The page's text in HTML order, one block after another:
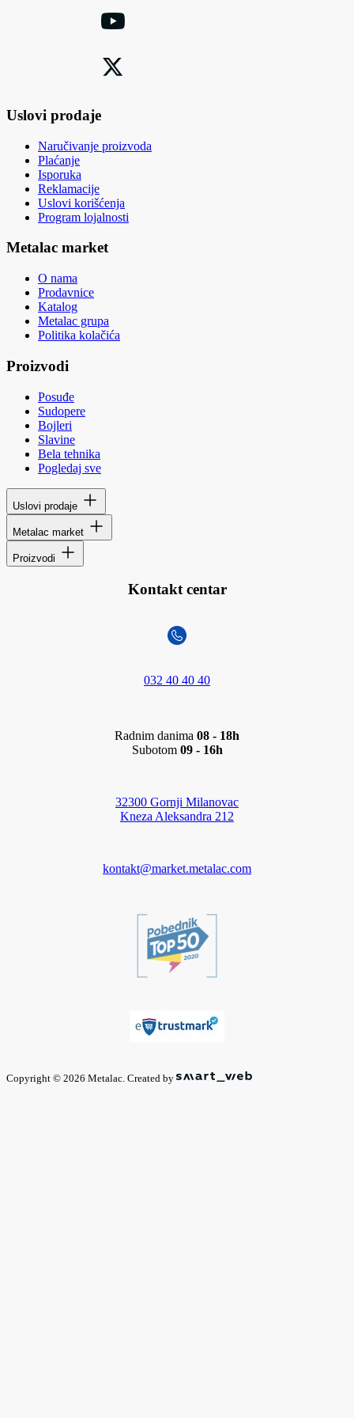
Uslovi prodaje
Naručivanje proizvoda
Plaćanje
Isporuka
Reklamacije
Uslovi korišćenja
Program lojalnosti
Metalac market
O nama
Prodavnice
Katalog
Metalac grupa
Politika kolačića
Proizvodi
Posuđe
Sudopere
Bojleri
Slavine
Bela tehnika
Pogledaj sve
Uslovi prodaje
Metalac market
Proizvodi
Kontakt centar
032 40 40 40
Radnim danima 08 - 18h
Subotom 09 - 16h
32300 Gornji Milanovac
Kneza Aleksandra 212
kontakt@market.metalac.com
Copyright © 2026 Metalac. Created by